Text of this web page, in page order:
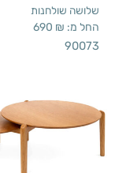
שלושה שולחנות
החל מ: 690 ₪
90073